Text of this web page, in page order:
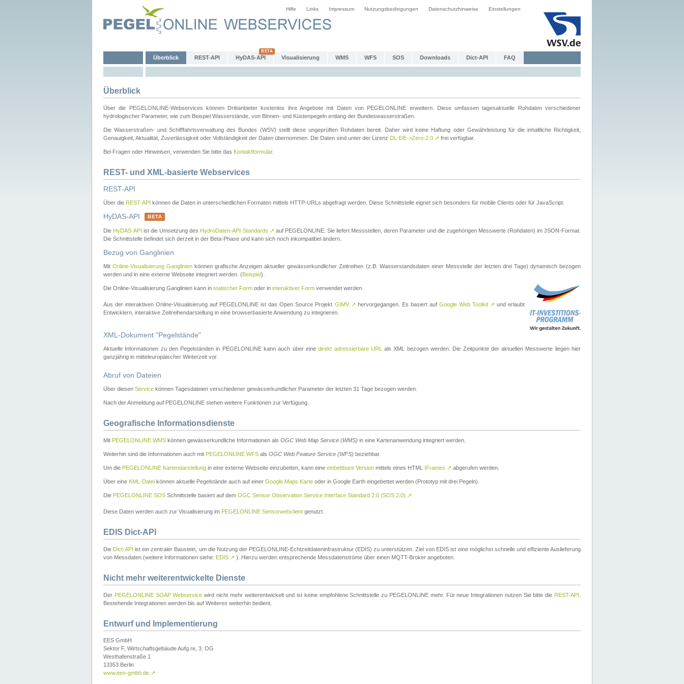
Hilfe Links Impressum Nutzungsbedingungen Datenschutzhinweise Einstellungen
Überblick REST-API HyDAS-API Visualisierung WMS WFS SOS Downloads Dict-API FAQ
Überblick
Über die PEGELONLINE-Webservices können Drittanbieter kostenlos ihre Angebote mit Daten von PEGELONLINE erweitern. Diese umfassen tagesaktuelle Rohdaten verschiedener
hydrologischer Parameter, wie zum Beispiel Wasserstände, von Binnen- und Küstenpegeln entlang der Bundeswasserstraßen.
Die Wasserstraßen- und Schifffahrtsverwaltung des Bundes (WSV) stellt diese ungeprüften Rohdaten bereit. Daher wird keine Haftung oder Gewährleistung für die inhaltliche Richtigkeit,
Genauigkeit, Aktualität, Zuverlässigkeit oder Vollständigkeit der Daten übernommen. Die Daten sind unter der Lizenz DL-DE->Zero-2.0 ↗ frei verfügbar.
Bei Fragen oder Hinweisen, verwenden Sie bitte das Kontaktformular.
REST- und XML-basierte Webservices
REST-API
Über die REST-API können die Daten in unterschiedlichen Formaten mittels HTTP-URLs abgefragt werden. Diese Schnittstelle eignet sich besonders für mobile Clients oder für JavaScript.
HyDAS-API BETA
Die HyDAS-API ist die Umsetzung des HydroDaten-API-Standards ↗ auf PEGELONLINE. Sie liefert Messstellen, deren Parameter und die zugehörigen Messwerte (Rohdaten) im JSON-Format.
Die Schnittstelle befindet sich derzeit in der Beta-Phase und kann sich noch inkompatibel ändern.
Bezug von Ganglinien
MitOnline-Visualisierung Ganglinien können grafische Anzeigen aktueller gewässerkundlicher Zeitreihen (z.B. Wasserstandsdaten einer Messstelle der letzten drei Tage) dynamisch bezogen
werden und in eine externe Webseite integriert werden. (Beispiel).
Die Online-Visualisierung Ganglinien kann in statischer Form oder in interaktiver Form verwendet werden.
Aus der interaktiven Online-Visualisierung auf PEGELONLINE ist das Open Source Projekt GIMV ↗ hervorgegangen. Es basiert auf Google Web Toolkit ↗ und erlaubt
Entwicklern, interaktive Zeitreihendarstellung in eine browserbasierte Anwendung zu integrieren.
XML-Dokument "Pegelstände"
Aktuelle Informationen zu den Pegelständen in PEGELONLINE kann auch über einedirekt adressierbare URL
als XML bezogen werden. Die Zeitpunkte der aktuellen Messwerte liegen hier
ganzjährig in mitteleuropäischer Winterzeit vor.
Abruf von Dateien
Über diesen Service können Tagesdateien verschiedener gewässerkundlicher Parameter der letzten 31 Tage bezogen werden.
Nach der Anmeldung auf PEGELONLINE stehen weitere Funktionen zur Verfügung.
Geografische Informationsdienste
Mit PEGELONLINE WMS können gewässerkundliche Informationen als OGC Web Map Service (WMS) in eine Kartenanwendung integriert werden.
Weiterhin sind die Informationen auch mit PEGELONLINE WFS als OGC Web Feature Service (WFS) beziehbar.
Um die PEGELONLINE Kartendarstellung in eine externe Webseite einzubetten, kann eine einbettbare Version mittels eines HTML IFrames ↗ abgerufen werden.
Über eine KML-Datei können aktuelle Pegelstände auch auf einer Google Maps Karte oder in Google Earth eingebettet werden (Prototyp mit drei Pegeln).
Die PEGELONLINE SOS Schnittstelle basiert auf dem OGC Sensor Observation Service Interface Standard 2.0 (SOS 2.0) ↗
Diese Daten werden auch zur Visualisierung im PEGELONLINE Sensorwebclient genutzt.
EDIS Dict-API
Die Dict-API ist ein zentraler Baustein, um die Nutzung der PEGELONLINE-Echtzeitdateninfrastruktur (EDIS) zu unterstützen. Ziel von EDIS ist eine möglichst schnelle und effiziente Auslieferung
von Messdaten (weitere Informationen siehe: EDIS ↗ ). Hierzu werden entsprechende Messdatenströme über einen MQTT-Broker angeboten.
Nicht mehr weiterentwickelte Dienste
Der PEGELONLINE SOAP Webservice wird nicht mehr weiterentwickelt und ist keine empfohlene Schnittstelle zu PEGELONLINE mehr. Für neue Integrationen nutzen Sie bitte die REST-API
Bestehende Integrationen werden bis auf Weiteres weiterhin bedient.
Entwurf und Implementierung
EES GmbH
Sektor F, Wirtschaftsgebäude Aufg.re, 3. OG
Westhafenstraße 1
13353 Berlin
www.ees-gmbh.de ↗